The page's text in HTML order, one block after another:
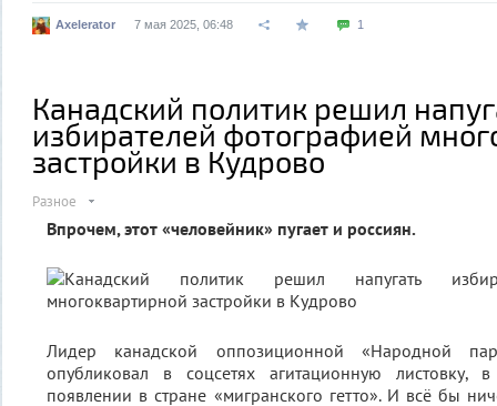
Axelerator 7 мая 2025, 06:48 1
Канадский политик решил
избирателей фотографией
застройки в Кудрово
Разное
Впрочем, этот «человейник» пугает и россиян.
Лидер канадской оппозиционной «Народной
опубликовал в соцсетях агитационную листовку,
появлении в стране «мигранского гетто». И всё бы